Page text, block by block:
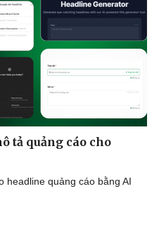
Đời sống
Nhà đẹp
Blog
tả quảng cáo cho
headline quảng cáo bằng AI